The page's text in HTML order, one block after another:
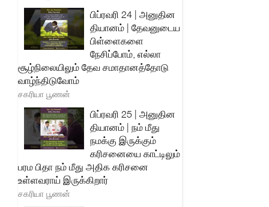
பிப்ரவரி 24 | அனுதின
தியானம் | தேவனுடைய
பிள்ளைகளை
நேசிப்போம், எல்லா
சூழ்நிலையிலும் தேவ சமாதானத்தோடு
வாழ்ந்திடுவோம்
சகரியா பூணன்
பிப்ரவரி 25 | அனுதின
தியானம் | நம் மீது
நமக்கு இருக்கும்
கரிசனையை காட்டிலும்
பரம பிதா நம் மீது அதிக கரிசனை
உள்ளவராய் இருக்கிறார்
சகரியா பூணன்